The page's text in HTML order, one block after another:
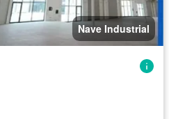
Nave Industrial